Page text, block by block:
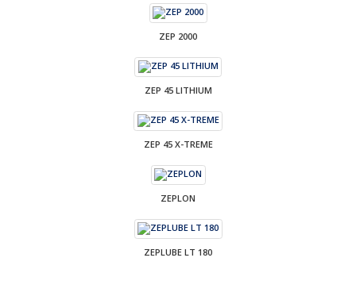
ZEP 2000
ZEP 45 LITHIUM
ZEP 45 X-TREME
ZEPLON
ZEPLUBE LT 180